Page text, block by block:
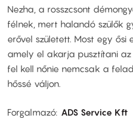
Nezha, a rosszcsont
félnek, mert halandó szülők
erővel született. Most egy ősi
amely el akarja pusztítani
fel kell nőnie nemcsak a
hőssé váljon.
Forgalmazó
ADS Service Kft